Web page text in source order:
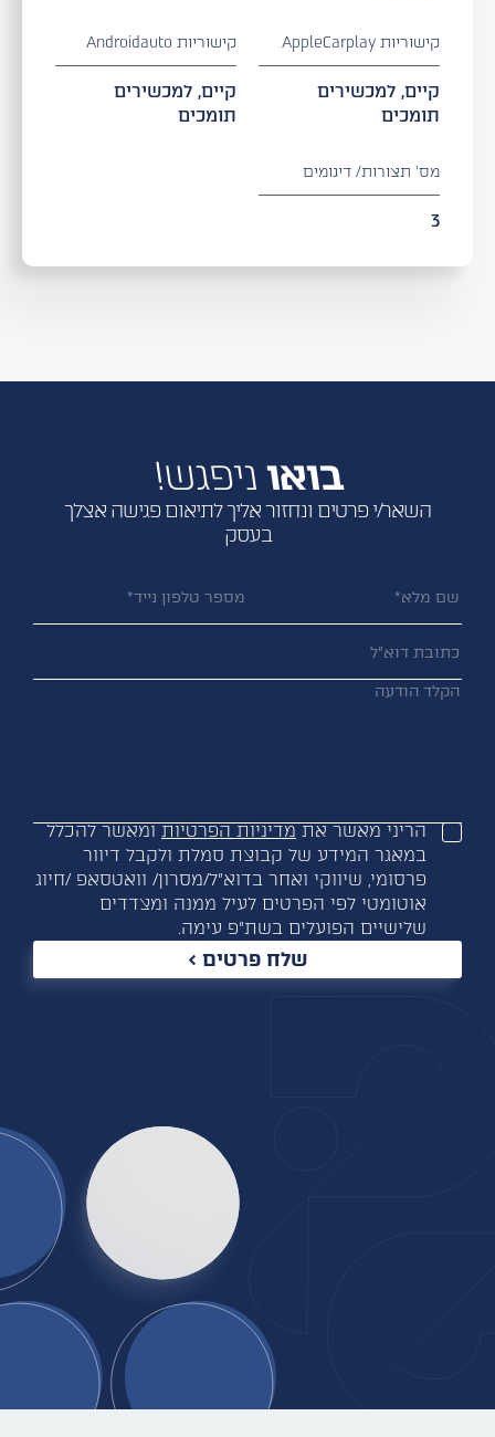
קישוריות AppleCarplay
קיים, למכשירים
תומכים
קישוריות Androidauto
קיים, למכשירים
תומכים
מס' תצורות/ דיגומים
3
בואוניפגש!
השאר/י פרטים ונחזור אליך לתיאום פגישה אצלך
בעסק
הריני מאשר אתמדיניות הפרטיותומאשר להכלל
במאגר המידע של קבוצת סמלת ולקבל דיוור
פרסומי, שיווקי ואחר בדוא”ל/מסרון/ וואטסאפ /חיוג
אוטומטי לפי הפרטים לעיל ממנה ומצדדים
שלישיים הפועלים בשת”פ עימה.